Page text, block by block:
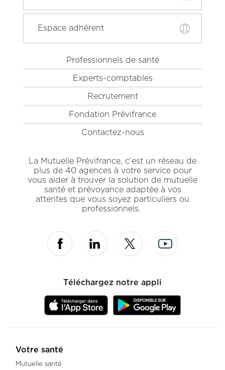
Espace adhérent
Pied
secondaire
Professionnels de santé
Experts-comptables
Recrutement
Fondation Prévifrance
Contactez-nous
La Mutuelle Prévifrance, c’est un réseau de
plus de 40 agences à votre service pour
vous aider à trouver la solution de mutuelle
santé et prévoyance adaptée à vos
attentes que vous soyez particuliers ou
professionnels.
Téléchargez notre appli
Votre santé
Mutuelle santé